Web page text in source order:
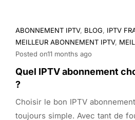
ABONNEMENT IPTV, BLOG, IPTV
MEILLEUR ABONNEMENT IPTV,
Posted on11 months ago
Quel IPTV abonnement
?
Choisir le bon IPTV
toujours simple. Avec tant de